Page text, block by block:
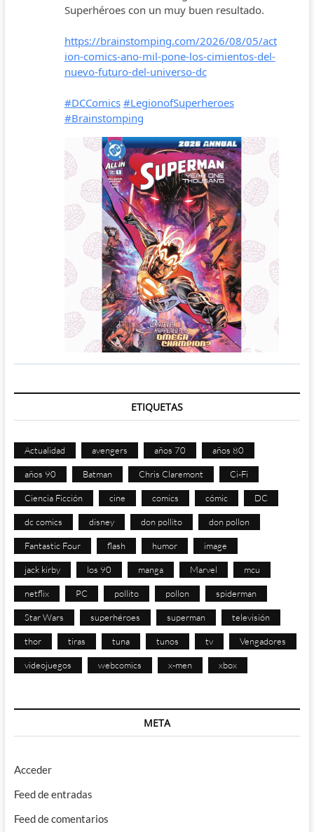
ETIQUETAS
Actualidad avengers años 70 años 80
años 90 Batman Chris Claremont Ci-Fi
Ciencia Ficción cine comics cómic DC
dc comics disney don pollito don pollon
Fantastic Four flash humor image
jack kirby los 90 manga Marvel mcu
netflix PC pollito pollon spiderman
Star Wars superhéroes superman televisión
thor tiras tuna tunos tv Vengadores
videojuegos webcomics x-men xbox
META
Acceder
Feed de entradas
Feed de comentarios